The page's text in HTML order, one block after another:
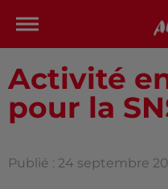
Activité
pour la
Publié : 24 septembre